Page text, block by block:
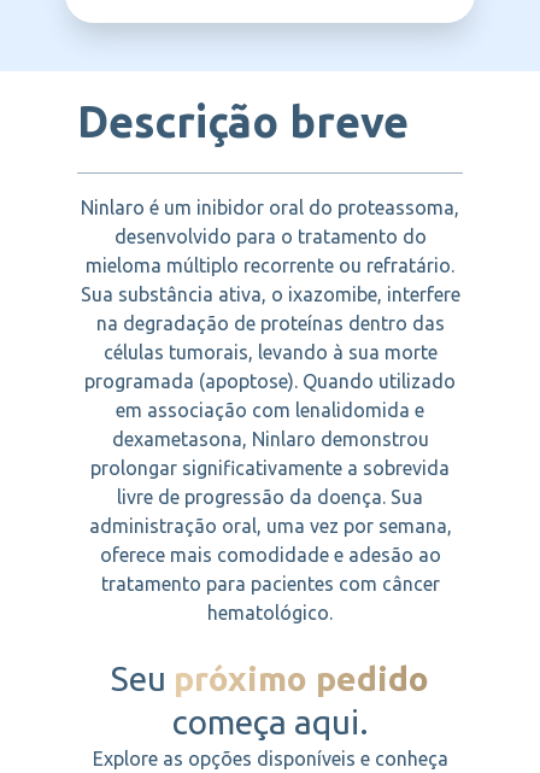
Descrição breve
Ninlaro é um inibidor oral do proteassoma,
desenvolvido para o tratamento do
mieloma múltiplo recorrente ou refratário.
Sua substância ativa, o ixazomibe, interfere
na degradação de proteínas dentro das
células tumorais, levando à sua morte
programada (apoptose). Quando utilizado
em associação com lenalidomida e
dexametasona, Ninlaro demonstrou
prolongar significativamente a sobrevida
livre de progressão da doença. Sua
administração oral, uma vez por semana,
oferece mais comodidade e adesão ao
tratamento para pacientes com câncer
hematológico.
Seu próximo pedido
começa aqui.
Explore as opções disponíveis e conheça